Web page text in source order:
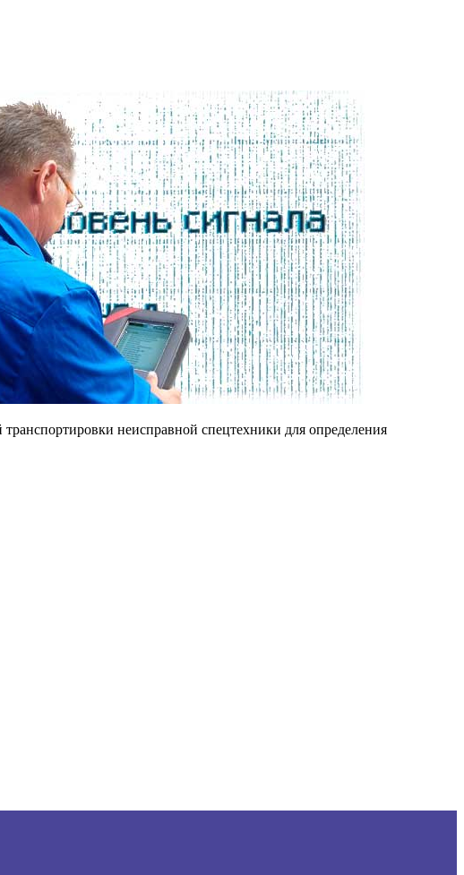
неисправной спецтехники для определения